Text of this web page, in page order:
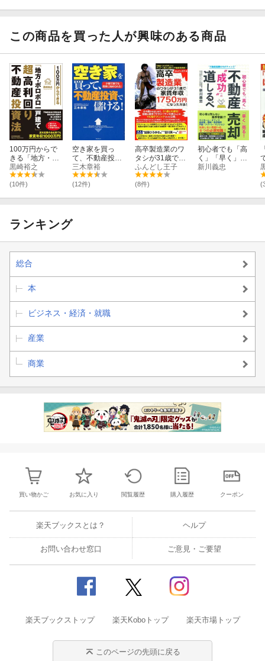
てわかった！〜
この商品を買った人が興味のある商品
100万円からで
きる「地方・ボ
ロボロ一戸建
て」超高利回り
不動産投資法
黒崎裕之
(10件)
空き家を買っ
て、不動産投資
で儲ける！
三木章裕
(12件)
高卒製造業のワ
タシが31歳で家
賃年収1750万円
になった方法！
ふんどし王子
(8件)
初心者でも「高
く」「早く」売
る！ 不動産売
新川義忠
ランキング
総合
本
ビジネス・経済・就職
産業
商業
買い物かご お気に入り 閲覧履歴 購入履歴 クーポン
楽天ブックスとは？ ヘルプ
お問い合わせ窓口 ご意見・ご要望
楽天ブックストップ 楽天Koboトップ 楽天市場トップ
このページの先頭に戻る